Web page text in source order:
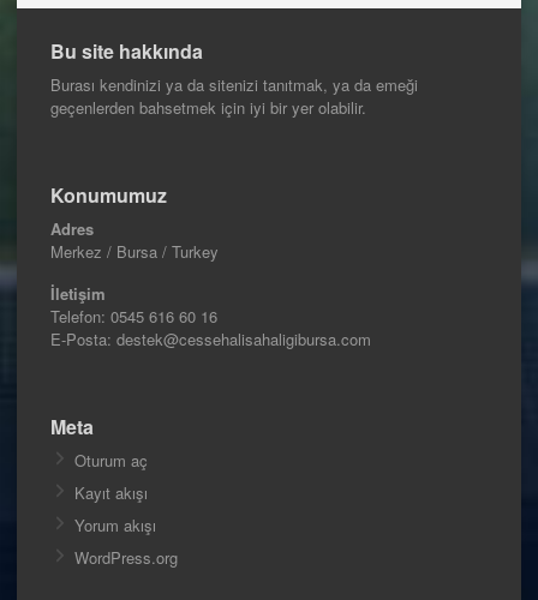
Bu site hakkında
Burası kendinizi ya da sitenizi tanıtmak, ya da emeği
geçenlerden bahsetmek için iyi bir yer olabilir.
Konumumuz
Adres
Merkez / Bursa / Turkey
İletişim
Telefon: 0545 616 60 16
E-Posta: destek@cessehalisahaligibursa.com
Meta
Oturum aç
Kayıt akışı
Yorum akışı
WordPress.org